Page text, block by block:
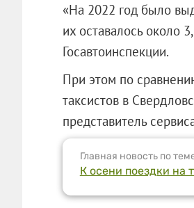
«На 2022 год было
их оставалось около
Госавтоинспекции.
При этом по
таксистов в
представитель
Главная новость по
К осени поездки на